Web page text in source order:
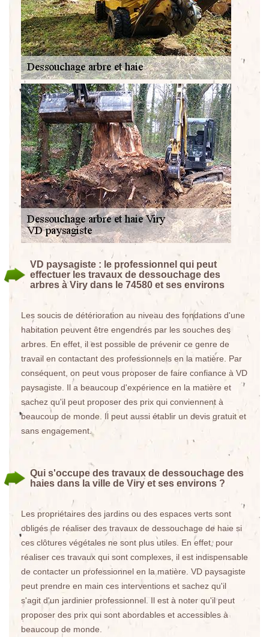
VD paysagiste : le professionnel qui peut
effectuer les travaux de dessouchage des
arbres à Viry dans le 74580 et ses environs
Les soucis de détérioration au niveau des fondations d'une
habitation peuvent être engendrés par les souches des
arbres. En effet, il est possible de prévenir ce genre de
travail en contactant des professionnels en la matière. Par
conséquent, on peut vous proposer de faire confiance à VD
paysagiste. Il a beaucoup d'expérience en la matière et
sachez qu'il peut proposer des prix qui conviennent à
beaucoup de monde. Il peut aussi établir un devis gratuit et
sans engagement.
Qui s'occupe des travaux de dessouchage des
haies dans la ville de Viry et ses environs ?
Les propriétaires des jardins ou des espaces verts sont
obligés de réaliser des travaux de dessouchage de haie si
ces clôtures végétales ne sont plus utiles. En effet, pour
réaliser ces travaux qui sont complexes, il est indispensable
de contacter un professionnel en la matière. VD paysagiste
peut prendre en main ces interventions et sachez qu'il
s'agit d'un jardinier professionnel. Il est à noter qu'il peut
proposer des prix qui sont abordables et accessibles à
beaucoup de monde.